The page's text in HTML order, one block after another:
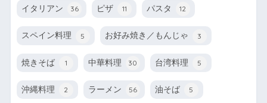
イタリアン 36 ピザ 11 パスタ 12
スペイン料理 5 お好み焼き／もんじゃ 3
焼きそば 1 中華料理 30 台湾料理 5
沖縄料理 2 ラーメン 56 油そば 5